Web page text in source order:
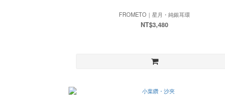
FROMETO｜星月・純銀耳環
NT$3,480